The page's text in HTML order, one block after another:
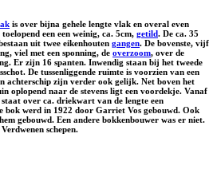
is over bijna gehele lengte vlak en overal even
een een weinig, ca. 5cm, getild. De ca. 35
uit twee eikenhouten gangen. De bovenste, vijf
viel met een sponning, de overzoom, over de
Er zijn 16 spanten. Inwendig staan bij het tweede
De tussenliggende ruimte is voorzien van een
achterschip zijn verder ook gelijk. Net boven het
oplopend naar de stevens ligt een voordekje. Vanaf
over ca. driekwart van de lengte een
bok werd in 1922 door Garriet Vos gebouwd. Ook
gebouwd. Een andere bokkenbouwer was er niet.
Verdwenen schepen.